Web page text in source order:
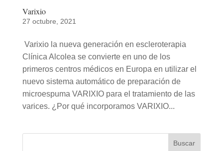
Varixio
27 octubre, 2021
Varixio la nueva generación en escleroterapia
Clínica Alcolea se convierte en uno de los
primeros centros médicos en Europa en utilizar el
nuevo sistema automático de preparación de
microespuma VARIXIO para el tratamiento de las
varices. ¿Por qué incorporamos VARIXIO...